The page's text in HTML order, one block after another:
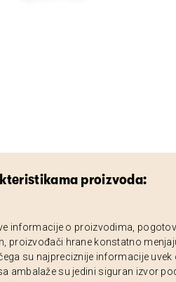
proizvoda:
informacije o proizvodima,
proizvođači hrane konstatno
su najpreciznije informacije uvek
ambalaže su jedini siguran izvor